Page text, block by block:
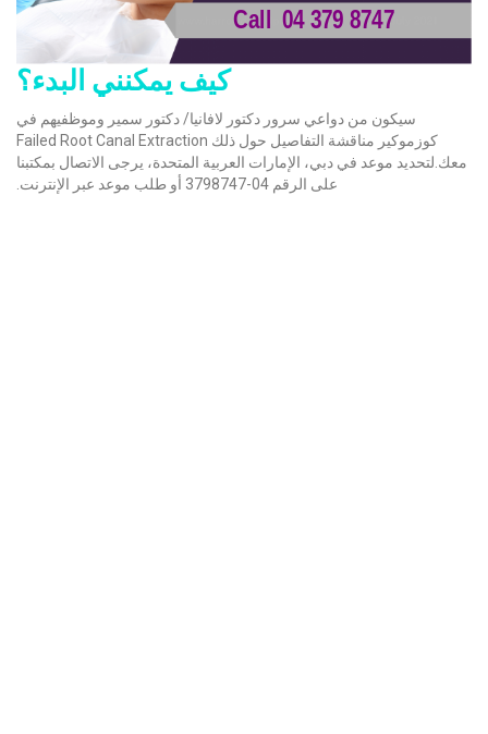
كيف يمكنني البدء؟
سيكون من دواعي سرور دكتور لافانيا/ دكتور سمير وموظفيهم في
كوزموكير مناقشة التفاصيل حول ذلك Failed Root Canal Extraction
معك.لتحديد موعد في دبي، الإمارات العربية المتحدة، يرجى الاتصال بمكتبنا
على الرقم 04-3798747 أو طلب موعد عبر الإنترنت.